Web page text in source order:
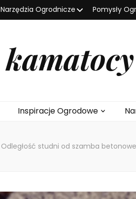
Narzędzia Ogrodnicze Pomysły
kamatocy
Inspiracje Ogrodowe
Odległość studni od szamba